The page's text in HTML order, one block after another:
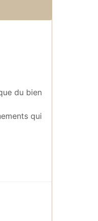
du bien
qui